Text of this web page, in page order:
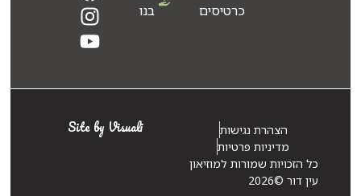
בנו
הצהרת נגישות
מדיניות פרטיות
הזכויות שמורות למוזיאון
Site by Visuali